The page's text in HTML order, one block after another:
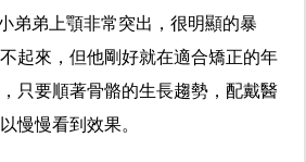
弟弟上顎非常突出，很明顯的暴
起來，但他剛好就在適合矯正的年
只要順著骨骼的生長趨勢，配戴醫
慢慢看到效果。